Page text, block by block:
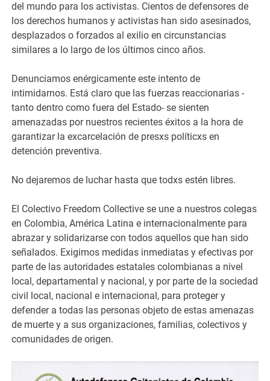
del mundo para los activistas. Cientos de defensores de
los derechos humanos y activistas han sido asesinados,
desplazados o forzados al exilio en circunstancias
similares a lo largo de los últimos cinco años.
Denunciamos enérgicamente este intento de
intimidarnos. Está claro que las fuerzas reaccionarias -
tanto dentro como fuera del Estado- se sienten
amenazadas por nuestros recientes éxitos a la hora de
garantizar la excarcelación de presxs políticxs en
detención preventiva.
No dejaremos de luchar hasta que todxs estén libres.
El Colectivo Freedom Collective se une a nuestros colegas
en Colombia, América Latina e internacionalmente para
abrazar y solidarizarse con todos aquellos que han sido
señalados. Exigimos medidas inmediatas y efectivas por
parte de las autoridades estatales colombianas a nivel
local, departamental y nacional, y por parte de la sociedad
civil local, nacional e internacional, para proteger y
defender a todas las personas objeto de estas amenazas
de muerte y a sus organizaciones, familias, colectivos y
comunidades de origen.